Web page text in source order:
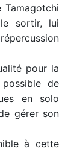
sortir, lui
pour la
de
en solo
gérer son
à cette